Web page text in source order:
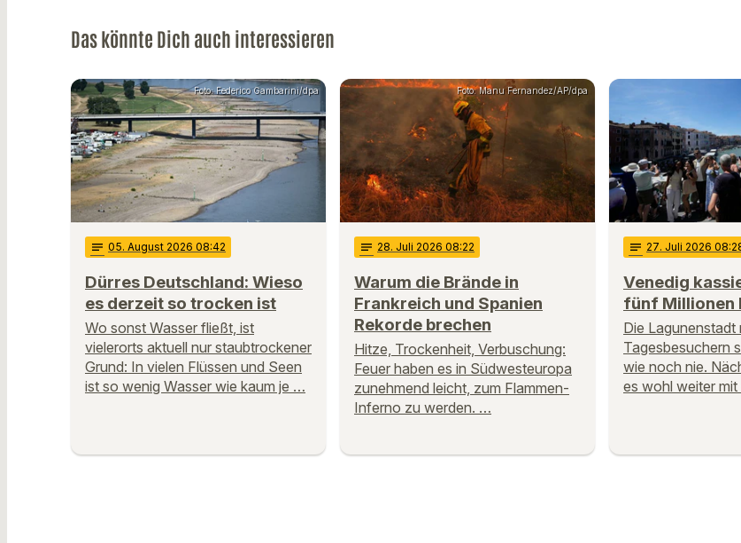
Das könnte Dich auch interessieren
Foto: Federico Gambarini/dpa
notes 05. August 2026 08:42
Dürres Deutschland: Wieso
es derzeit so trocken ist
Wo sonst Wasser fließt, ist
vielerorts aktuell nur staubtrockener
Grund: In vielen Flüssen und Seen
ist so wenig Wasser wie kaum je …
Foto: Manu Fernandez/AP/dpa
notes 28. Juli 2026 08:22
Warum die Brände in
Frankreich und Spanien
Rekorde brechen
Hitze, Trockenheit, Verbuschung:
Feuer haben es in Südwesteuropa
zunehmend leicht, zum Flammen-
Inferno zu werden. …
notes 27. Juli 2026
Venedig
fünf Millionen
Die Lagunenstadt
Tagesbesuchern
wie noch nie.
es wohl weiter